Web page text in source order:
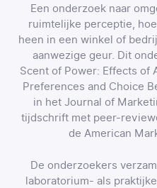
Een onderzoek naar
ruimtelijke perceptie,
heen in een winkel of
aanwezige geur. Dit
Scent of Power: Effects of
Preferences and Choice
in het Journal of
tijdschrift met peer-
de American
De onderzoekers
laboratorium- als